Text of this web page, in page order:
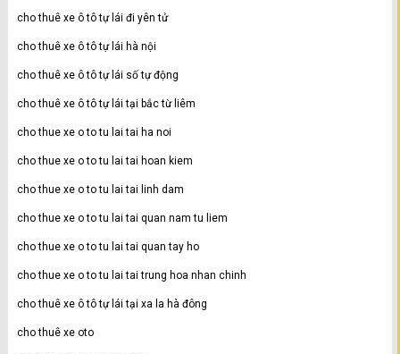
cho thuê xe ô tô tự lái đi yên tử
cho thuê xe ô tô tự lái hà nội
cho thuê xe ô tô tự lái số tự động
cho thuê xe ô tô tự lái tại bắc từ liêm
cho thue xe o to tu lai tai ha noi
cho thue xe o to tu lai tai hoan kiem
cho thue xe o to tu lai tai linh dam
cho thue xe o to tu lai tai quan nam tu liem
cho thue xe o to tu lai tai quan tay ho
cho thue xe o to tu lai tai trung hoa nhan chinh
cho thuê xe ô tô tự lái tại xa la hà đông
cho thuê xe oto